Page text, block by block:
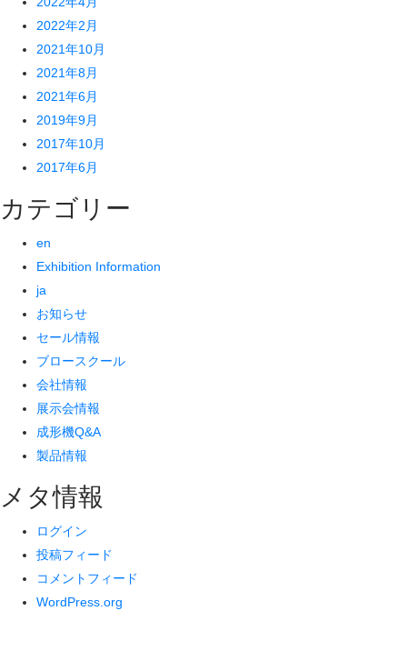
2022年2月
2021年10月
2021年8月
2021年6月
2019年9月
2017年10月
2017年6月
カテゴリー
en
Exhibition Information
ja
お知らせ
セール情報
ブロースクール
会社情報
展示会情報
成形機Q&A
製品情報
メタ情報
ログイン
投稿フィード
コメントフィード
WordPress.org